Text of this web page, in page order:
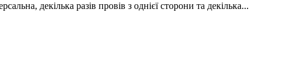
декілька разів провів з однієї сторони та декілька...